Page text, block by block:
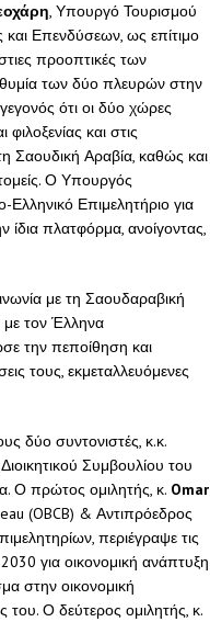
, Υπουργό Τουρισμού
Επενδύσεων, ως επίτιμο
προοπτικές των
των δύο πλευρών στην
ότι οι δύο χώρες
και στις
Σαουδική Αραβία, καθώς και
Ο Υπουργός
Επιμελητήριο για
πλατφόρμα, ανοίγοντας,
με τη Σαουδαραβική
με τον Έλληνα
την πεποίθηση και
τους, εκμεταλλευόμενες
δύο συντονιστές, κ.κ.
Συμβουλίου του
Ο πρώτος ομιλητής, κ. Omar
(OBCB) & Αντιπρόεδρος
περιέγραψε τις
για οικονομική ανάπτυξη
στην οικονομική
του. Ο δεύτερος ομιλητής, κ.